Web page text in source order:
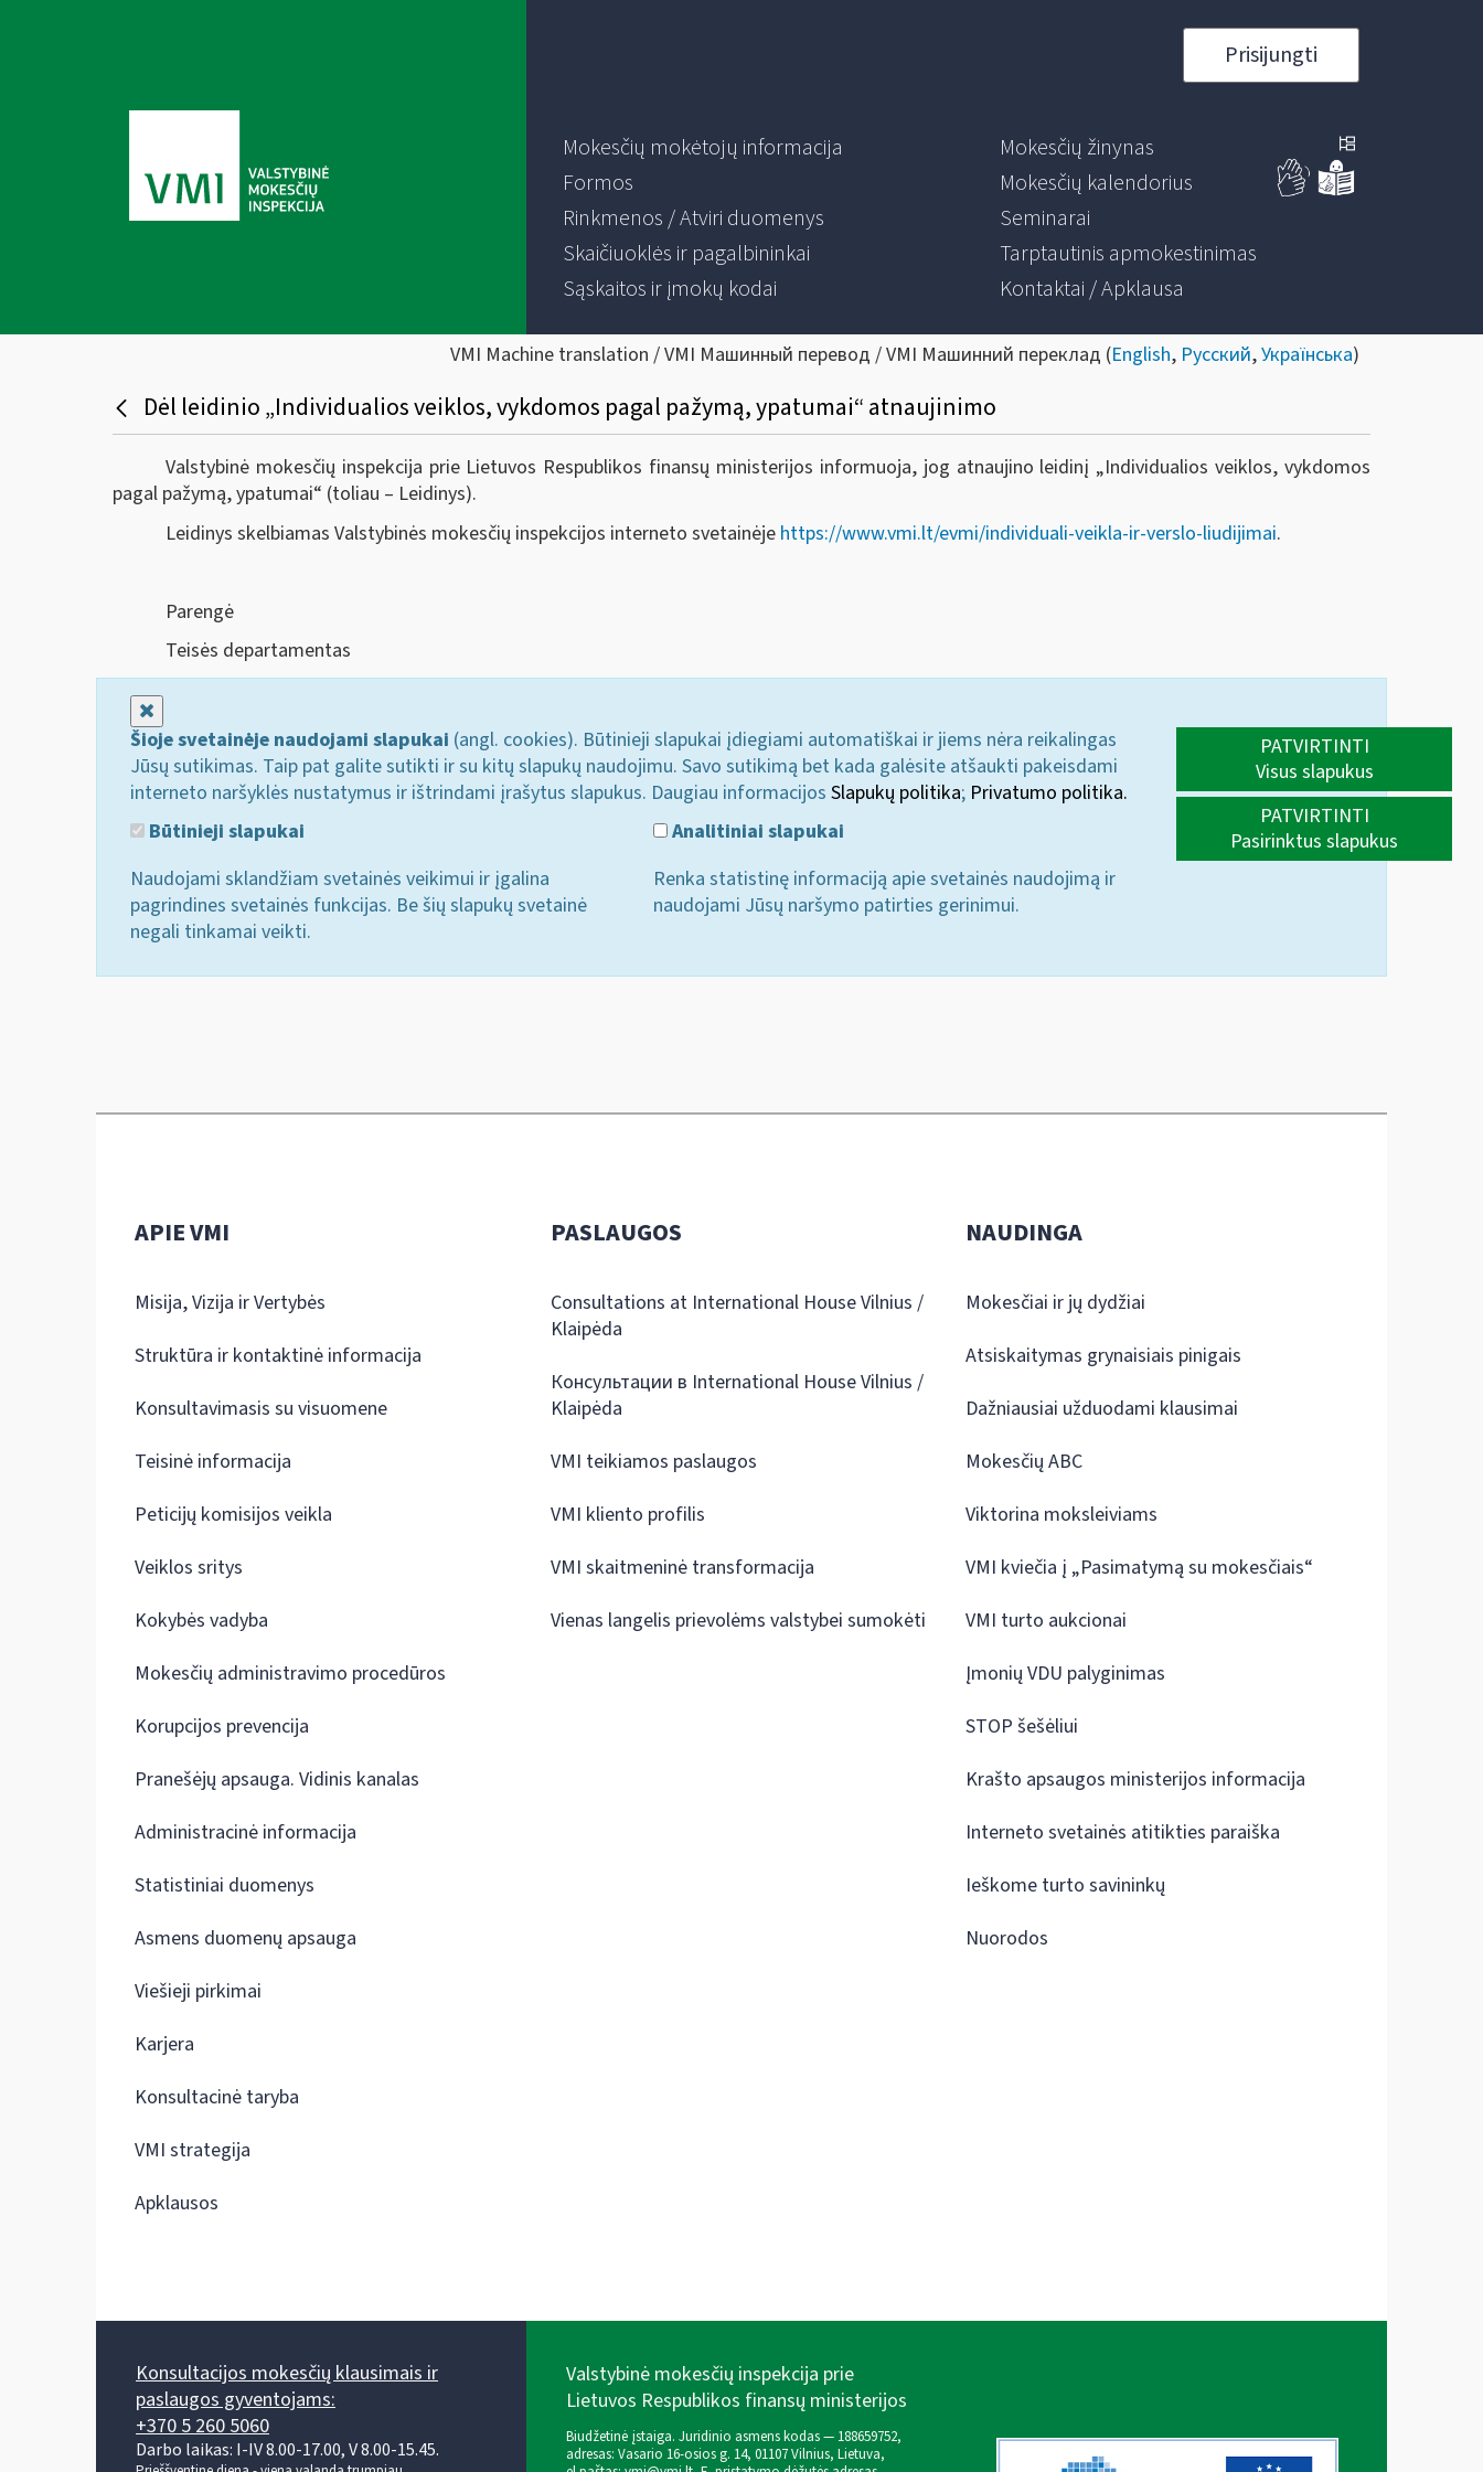
Prisijungti
Mokesčių mokėtojų informacija
Formos
Rinkmenos / Atviri duomenys
Skaičiuoklės ir pagalbininkai
Sąskaitos ir įmokų kodai
Mokesčių žinynas
Mokesčių kalendorius
Seminarai
Tarptautinis apmokestinimas
Kontaktai / Apklausa
VMI Machine translation / VMI Машинный перевод / VMI Машинний переклад (English, Русский,Українська)
Dėl leidinio „Individualios veiklos, vykdomos pagal pažymą, ypatumai“ atnaujinimo
Valstybinė mokesčių inspekcija prie Lietuvos Respublikos finansų ministerijos informuoja, jog atnaujino leidinį „Individualios veiklos, vykdomos
pagal pažymą, ypatumai“ (toliau – Leidinys).
Leidinys skelbiamas Valstybinės mokesčių inspekcijos interneto svetainėje https://www.vmi.lt/evmi/individuali-veikla-ir-verslo-liudijimai.
Parengė
Teisės departamentas
Šioje svetainėje naudojami slapukai (angl. cookies). Būtinieji slapukai įdiegiami automatiškai ir jiems nėra reikalingas
Jūsų sutikimas. Taip pat galite sutikti ir su kitų slapukų naudojimu. Savo sutikimą bet kada galėsite atšaukti pakeisdami
interneto naršyklės nustatymus ir ištrindami įrašytus slapukus. Daugiau informacijos Slapukų politika; Privatumo politika.
Būtinieji slapukai
Naudojami sklandžiam svetainės veikimui ir įgalina
pagrindines svetainės funkcijas. Be šių slapukų svetainė
negali tinkamai veikti.
Analitiniai slapukai
Renka statistinę informaciją apie svetainės naudojimą ir
naudojami Jūsų naršymo patirties gerinimui.
PATVIRTINTI
Visus slapukus
PATVIRTINTI
Pasirinktus slapukus
APIE VMI
Misija, Vizija ir Vertybės
Struktūra ir kontaktinė informacija
Konsultavimasis su visuomene
Teisinė informacija
Peticijų komisijos veikla
Veiklos sritys
Kokybės vadyba
Mokesčių administravimo procedūros
Korupcijos prevencija
Pranešėjų apsauga. Vidinis kanalas
Administracinė informacija
Statistiniai duomenys
Asmens duomenų apsauga
Viešieji pirkimai
Karjera
Konsultacinė taryba
VMI strategija
Apklausos
PASLAUGOS
Consultations at International House Vilnius /
Klaipėda
Консультации в International House Vilnius /
Klaipėda
VMI teikiamos paslaugos
VMI kliento profilis
VMI skaitmeninė transformacija
Vienas langelis prievolėms valstybei sumokėti
NAUDINGA
Mokesčiai ir jų dydžiai
Atsiskaitymas grynaisiais pinigais
Dažniausiai užduodami klausimai
Mokesčių ABC
Viktorina moksleiviams
VMI kviečia į „Pasimatymą su mokesčiais“
VMI turto aukcionai
Įmonių VDU palyginimas
STOP šešėliui
Krašto apsaugos ministerijos informacija
Interneto svetainės atitikties paraiška
Ieškome turto savininkų
Nuorodos
Konsultacijos mokesčių klausimais ir
paslaugos gyventojams:
+370 5 260 5060
Darbo laikas: I-IV 8.00-17.00, V 8.00-15.45.
Valstybinė mokesčių inspekcija prie
Lietuvos Respublikos finansų ministerijos
Biudžetinė įstaiga. Juridinio asmens kodas — 188659752,
adresas: Vasario 16-osios g. 14, 01107 Vilnius, Lietuva,